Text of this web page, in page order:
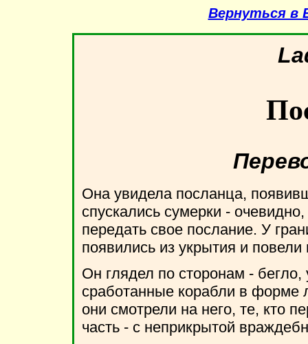
Вернуться в
Она увидела посланца,
спускались сумерки -
передать свое послание. У
появились из укрытия и повели
Он глядел по сторонам - бегло,
сработанные корабли в форме
они смотрели на него, те, кто
часть - с неприкрытой